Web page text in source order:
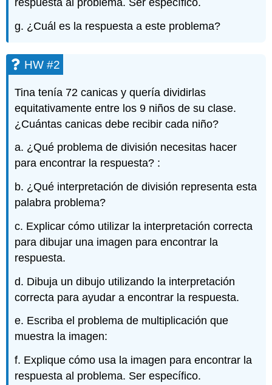
g. ¿Cuál es la respuesta a este problema?
HW #2
Tina tenía 72 canicas y quería dividirlas
equitativamente entre los 9 niños de su clase.
¿Cuántas canicas debe recibir cada niño?
a. ¿Qué problema de división necesitas hacer
para encontrar la respuesta? :
b. ¿Qué interpretación de división representa esta
palabra problema?
c. Explicar cómo utilizar la interpretación correcta
para dibujar una imagen para encontrar la
respuesta.
d. Dibuja un dibujo utilizando la interpretación
correcta para ayudar a encontrar la respuesta.
e. Escriba el problema de multiplicación que
muestra la imagen:
f. Explique cómo usa la imagen para encontrar la
respuesta al problema. Ser específico.